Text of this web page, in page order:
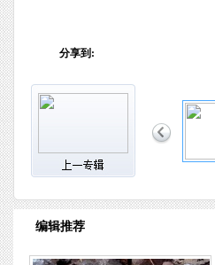
分享到:
编辑推荐